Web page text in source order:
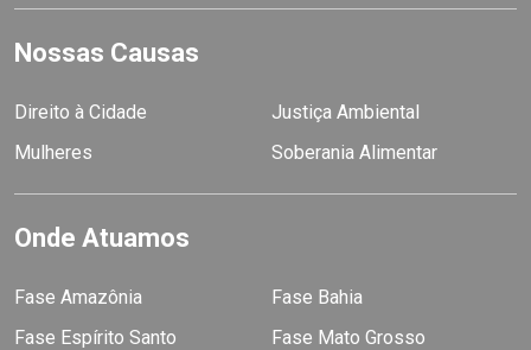
Nossas Causas
Direito à Cidade
Justiça Ambiental
Mulheres
Soberania Alimentar
Onde Atuamos
Fase Amazônia
Fase Bahia
Fase Espírito Santo
Fase Mato Grosso